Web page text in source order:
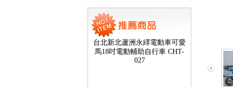
台北新北蘆洲永繹電動車可愛
馬18吋電動輔助自行車 CHT-
027